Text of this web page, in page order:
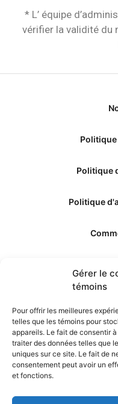
Gérer le
témoins
Pour offrir les meilleures
telles que les témoins pour
appareils. Le fait de consentir
traiter des données telles que
uniques sur ce site. Le fait de
consentement peut avoir un
et fonctions.
* L’ équipe
vérifier la validité du
Politique
Politique
Les